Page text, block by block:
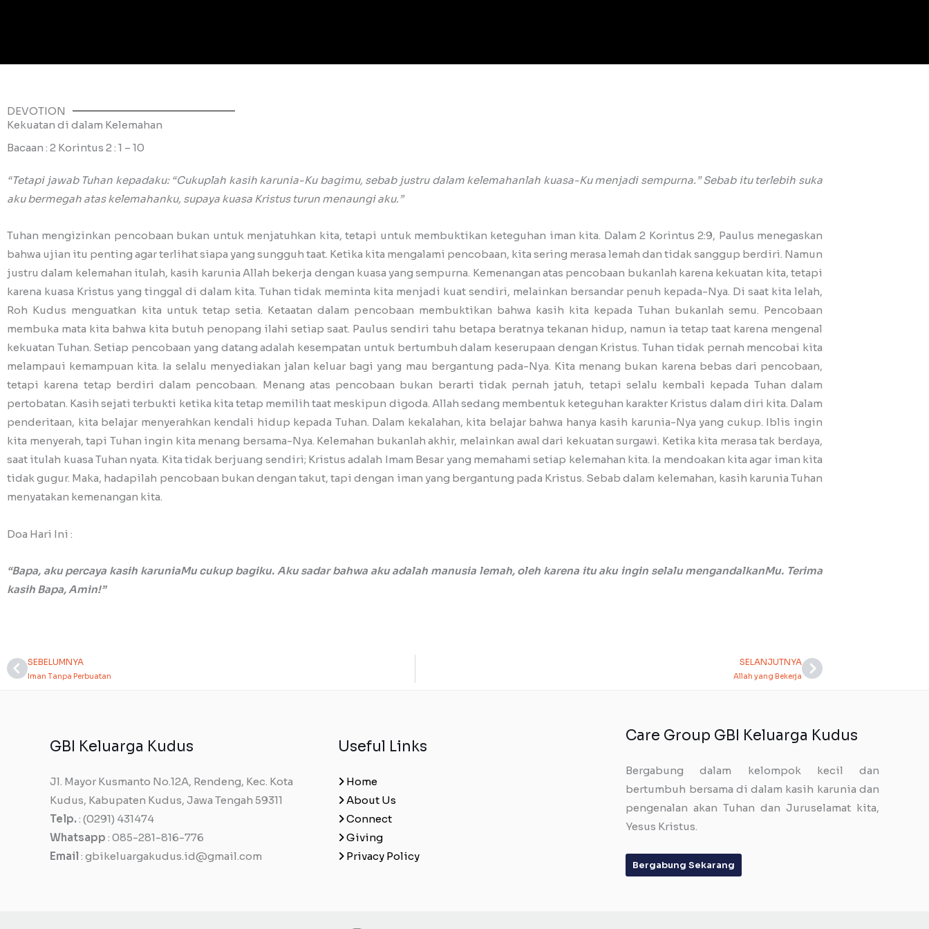
DEVOTION
Kekuatan di dalam Kelemahan
Bacaan : 2 Korintus 2 : 1 – 10
“Tetapi jawab Tuhan kepadaku: “Cukuplah kasih karunia-Ku bagimu, sebab justru dalam kelemahanlah kuasa-Ku menjadi sempurna.” Sebab itu terlebih suka
aku bermegah atas kelemahanku, supaya kuasa Kristus turun menaungi aku.”
Tuhan mengizinkan pencobaan bukan untuk menjatuhkan kita, tetapi untuk membuktikan keteguhan iman kita. Dalam 2 Korintus 2:9, Paulus menegaskan
bahwa ujian itu penting agar terlihat siapa yang sungguh taat. Ketika kita mengalami pencobaan, kita sering merasa lemah dan tidak sanggup berdiri. Namun
justru dalam kelemahan itulah, kasih karunia Allah bekerja dengan kuasa yang sempurna. Kemenangan atas pencobaan bukanlah karena kekuatan kita, tetapi
karena kuasa Kristus yang tinggal di dalam kita. Tuhan tidak meminta kita menjadi kuat sendiri, melainkan bersandar penuh kepada-Nya. Di saat kita lelah,
Roh Kudus menguatkan kita untuk tetap setia. Ketaatan dalam pencobaan membuktikan bahwa kasih kita kepada Tuhan bukanlah semu. Pencobaan
membuka mata kita bahwa kita butuh penopang ilahi setiap saat. Paulus sendiri tahu betapa beratnya tekanan hidup, namun ia tetap taat karena mengenal
kekuatan Tuhan. Setiap pencobaan yang datang adalah kesempatan untuk bertumbuh dalam keserupaan dengan Kristus. Tuhan tidak pernah mencobai kita
melampaui kemampuan kita. Ia selalu menyediakan jalan keluar bagi yang mau bergantung pada-Nya. Kita menang bukan karena bebas dari pencobaan,
tetapi karena tetap berdiri dalam pencobaan. Menang atas pencobaan bukan berarti tidak pernah jatuh, tetapi selalu kembali kepada Tuhan dalam
pertobatan. Kasih sejati terbukti ketika kita tetap memilih taat meskipun digoda. Allah sedang membentuk keteguhan karakter Kristus dalam diri kita. Dalam
penderitaan, kita belajar menyerahkan kendali hidup kepada Tuhan. Dalam kekalahan, kita belajar bahwa hanya kasih karunia-Nya yang cukup. Iblis ingin
kita menyerah, tapi Tuhan ingin kita menang bersama-Nya. Kelemahan bukanlah akhir, melainkan awal dari kekuatan surgawi. Ketika kita merasa tak berdaya,
saat itulah kuasa Tuhan nyata. Kita tidak berjuang sendiri; Kristus adalah Imam Besar yang memahami setiap kelemahan kita. Ia mendoakan kita agar iman kita
tidak gugur. Maka, hadapilah pencobaan bukan dengan takut, tapi dengan iman yang bergantung pada Kristus. Sebab dalam kelemahan, kasih karunia Tuhan
menyatakan kemenangan kita.
Doa Hari Ini :
“Bapa, aku percaya kasih karuniaMu cukup bagiku. Aku sadar bahwa aku adalah manusia lemah, oleh karena itu aku ingin selalu mengandalkanMu. Terima
kasih Bapa, Amin!”
Prev
SEBELUMNYA
Iman Tanpa Perbuatan
SELANJUTNYA
Allah yang BekerjaNext
GBI Keluarga Kudus
Jl. Mayor Kusmanto No.12A, Rendeng, Kec. Kota
Kudus, Kabupaten Kudus, Jawa Tengah 59311
Telp. : (0291) 431474
Whatsapp : 085-281-816-776
Email : gbikeluargakudus.id@gmail.com
Useful Links
Home
About Us
Connect
Giving
Privacy Policy
Care Group GBI Keluarga Kudus
Bergabung dalam kelompok kecil dan
bertumbuh bersama di dalam kasih karunia dan
pengenalan akan Tuhan dan Juruselamat kita,
Yesus Kristus.
Bergabung Sekarang